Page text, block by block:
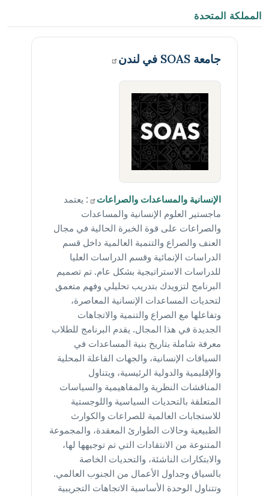
المملكة المتحدة
جامعة SOAS في لندن
الإنسانية والمساعداتوالصراعات
: يعتمد
ماجستير العلوم الإنسانية والمساعدات
والصراعات على قوة الخبرة الحالية في مجال
العنف والصراع والتنمية العالمية داخل قسم
الدراسات الإنمائية وقسم الدراسات العليا
للدراسات الاستراتيجية بشكل عام. تم تصميم
البرنامج لتزويدك بتدريب تحليلي وفهم متعمق
لتحديات المساعدات الإنسانية المعاصرة،
وتفاعلها مع الصراع والتنمية والاتجاهات
الجديدة في هذا المجال. يقدم البرنامج للطلاب
معرفة شاملة بتاريخ بنية المساعدات في
السياقات الإنسانية، والجهات الفاعلة المحلية
والإقليمية والدولية الرئيسية، ويتناول
المناقشات النظرية والمفاهيمية والسياسات
المتعلقة بالتحديات السياسية واللوجستية
للاستجابات العالمية للصراعات والكوارث
الطبيعية وحالات الطوارئ المعقدة، والمجموعة
المتنوعة من الانتقادات التي تم توجيهها لها،
والابتكارات الناشئة، والتحديات الخاصة
بالسياق وجداول الأعمال من الجنوب العالمي.
وتتناول الوحدة الأساسية الاتجاهات التجريبية